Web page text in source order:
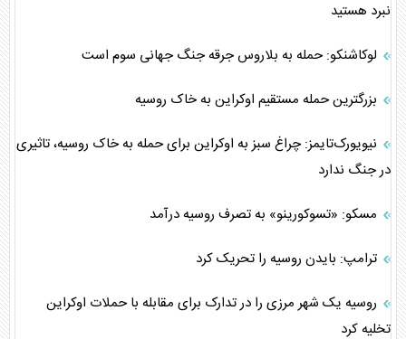
نبرد هستید
لوکاشنکو: حمله به بلاروس جرقه جنگ جهانی سوم است
بزرگترین حمله مستقیم اوکراین به خاک روسیه
نیویورک‌تایمز: چراغ سبز به اوکراین برای حمله به خاک روسیه، تاثیری
در جنگ ندارد
مسکو: «تسوکورینو» به تصرف روسیه درآمد
ترامپ: بایدن روسیه را تحریک کرد
روسیه یک شهر مرزی را در تدارک برای مقابله با حملات اوکراین
تخلیه کرد